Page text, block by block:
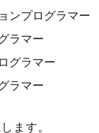
ンプログラマー
ラマー
グラマー
ラマー
ます。